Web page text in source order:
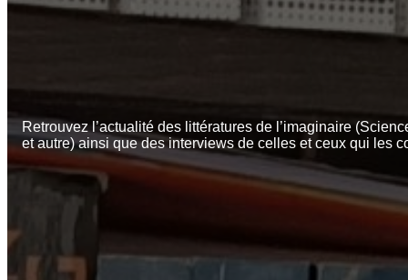
Retrouvez l’actualité des littératures de l’imaginaire
et autre) ainsi que des interviews de celles et ceux qui les